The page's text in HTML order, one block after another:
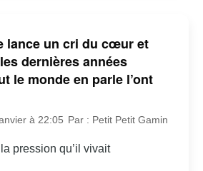
lance un cri du cœur et
dernières années
le monde en parle l’ont
à 22:05 Par : Petit Petit Gamin
pression qu’il vivait